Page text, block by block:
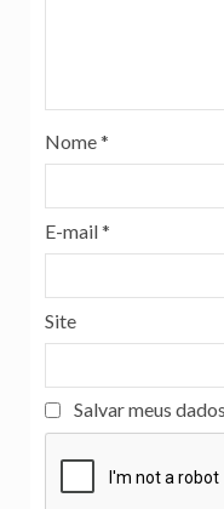
Nome*
E-mail*
Site
Salvar meus